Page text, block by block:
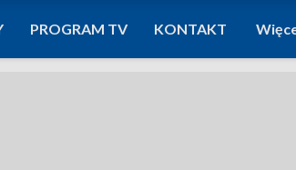
PROGRAM TV KONTAKT